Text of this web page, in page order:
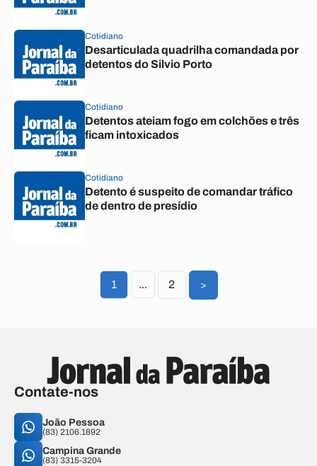
Cotidiano
Desarticulada quadrilha comandada por
detentos do Silvio Porto
Cotidiano
Detentos ateiam fogo em colchões e três
ficam intoxicados
Cotidiano
Detento é suspeito de comandar tráfico
de dentro de presídio
1 ... 2 >
Contate-nos
João Pessoa
(83) 2106.1892
Campina Grande
(83) 3315-3204